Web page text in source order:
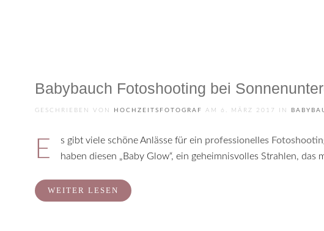
Babybauch Fotoshooting bei
GESCHRIEBEN VON HOCHZEITSFOTOGRAF AM 6. MÄRZ 2017 IN
Es gibt viele schöne Anlässe für ein professionelles
haben diesen „Baby Glow“, ein geheimnisvolles Strahlen,
WEITER LESEN